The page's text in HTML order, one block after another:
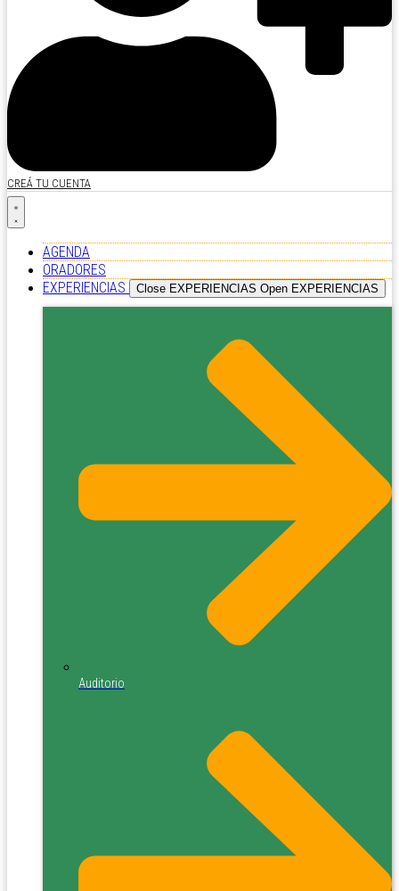
CREÁ TU CUENTA
AGENDA
ORADORES
EXPERIENCIAS
Close EXPERIENCIAS Open EXPERIENCIAS
Auditorio